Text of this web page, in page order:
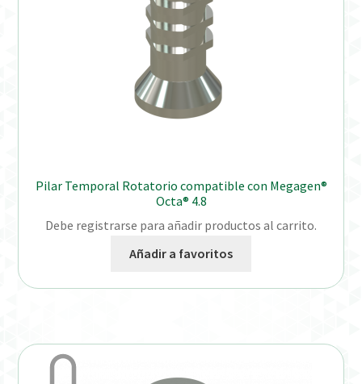
Pilar Temporal Rotatorio compatible con Megagen®
Octa® 4.8
Debe registrarse para añadir productos al carrito.
Añadir a favoritos